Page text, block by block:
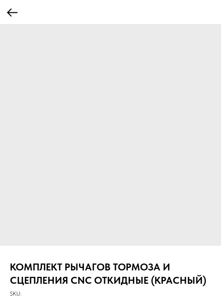
КОМПЛЕКТ РЫЧАГОВ ТОРМОЗА И
СЦЕПЛЕНИЯ CNC ОТКИДНЫЕ (КРАСНЫЙ)
SKU: